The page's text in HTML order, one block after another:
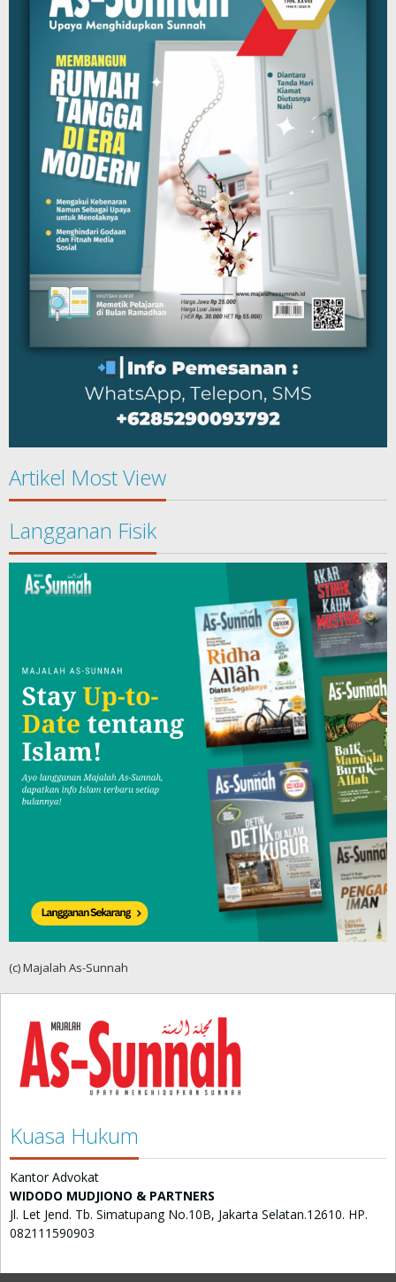
Artikel Most View
Langganan Fisik
(c) Majalah As-Sunnah
Kuasa Hukum
Kantor Advokat
WIDODO MUDJIONO & PARTNERS
Jl. Let Jend. Tb. Simatupang No.10B, Jakarta Selatan.12610. HP.
082111590903